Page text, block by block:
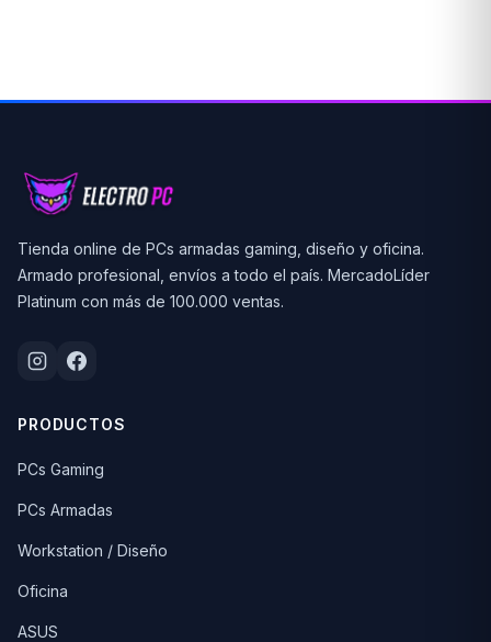
Tienda online de PCs armadas gaming, diseño y oficina.
Armado profesional, envíos a todo el país. MercadoLíder
Platinum con más de 100.000 ventas.
PRODUCTOS
PCs Gaming
PCs Armadas
Workstation / Diseño
Oficina
ASUS